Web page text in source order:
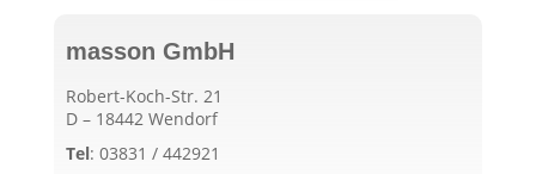
masson GmbH
Robert-Koch-Str. 21
D – 18442 Wendorf
Tel: 03831 / 442921